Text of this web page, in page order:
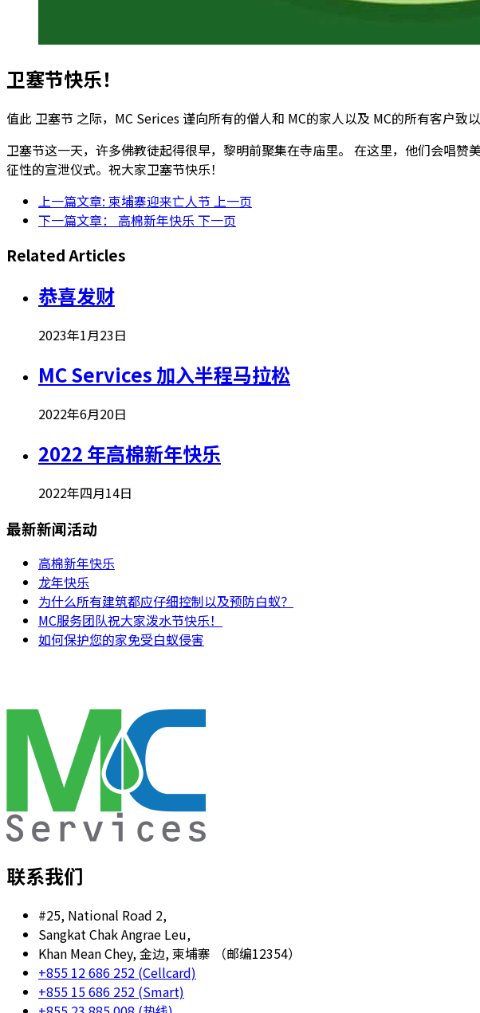
卫塞节快乐！
值此 卫塞节 之际，MC Serices 谨向所有的僧人和 MC的家人以及 MC的所有客户致
卫塞节这一天，许多佛教徒起得很早，黎明前聚集在寺庙里。 在这里，他们会唱
征性的宣泄仪式。祝大家卫塞节快乐！
上一篇文章: 柬埔寨迎来亡人节 上一页
下一篇文章： 高棉新年快乐 下一页
Related Articles
恭喜发财
2023年1月23日
MC Services 加入半程马拉松
2022年6月20日
2022 年高棉新年快乐
2022年四月14日
最新新闻活动
高棉新年快乐
龙年快乐
为什么所有建筑都应仔细控制以及预防白蚁？
MC服务团队祝大家泼水节快乐！
如何保护您的家免受白蚁侵害
联系我们
#25, National Road 2,
Sangkat Chak Angrae Leu,
Khan Mean Chey, 金边, 柬埔寨 （邮编12354）
+855 12 686 252 (Cellcard)
+855 15 686 252 (Smart)